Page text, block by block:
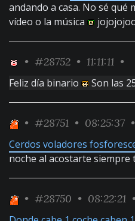
andando a casa. No sé qué
vídeo o la música
• #28752 • 11:11:11 •
Feliz día binario Son las
• #28751 • 08:25:37 •
Cerdos voladores
noche al acostarte siempre
• #28750 • 08:22:21